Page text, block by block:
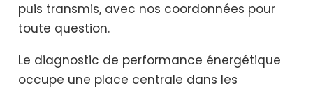
puis transmis, avec nos coordonnées pour
toute question.
Le diagnostic de performance énergétique
occupe une place centrale dans les